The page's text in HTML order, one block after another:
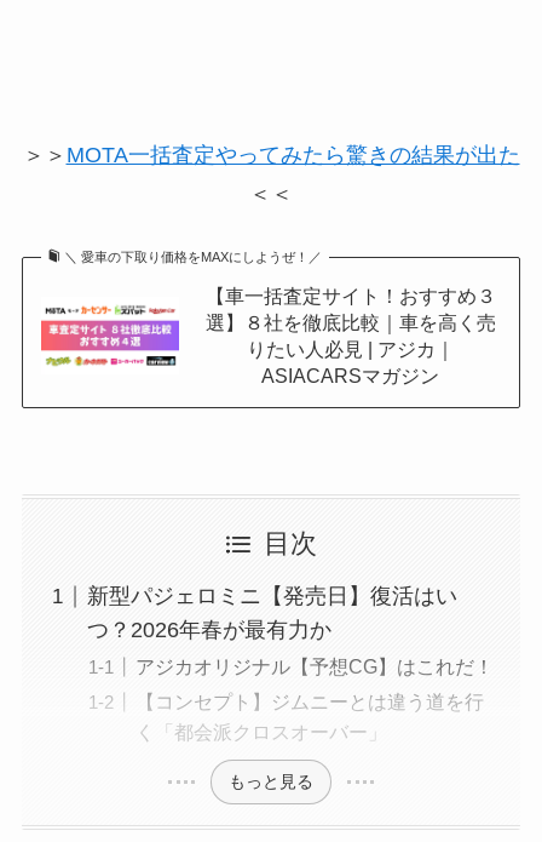
＞＞ MOTA一括査定やってみたら驚きの結果が出た
＜＜
＼ 愛車の下取り価格をMAXにしようぜ！／
【車一括査定サイト！おすすめ３
選】８社を徹底比較｜車を高く売
りたい人必見 | アジカ｜
ASIACARSマガジン
目次
新型パジェロミニ【発売日】復活はい
つ？2026年春が最有力か
アジカオリジナル【予想CG】はこれだ！
【コンセプト】ジムニーとは違う道を行
く「都会派クロスオーバー」
もっと見る